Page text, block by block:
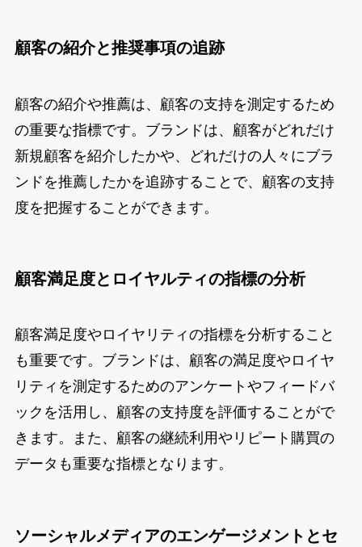
顧客の紹介と推奨事項の追跡
顧客の紹介や推薦は、顧客の支持を測定するため
の重要な指標です。ブランドは、顧客がどれだけ
新規顧客を紹介したかや、どれだけの人々にブラ
ンドを推薦したかを追跡することで、顧客の支持
度を把握することができます。
顧客満足度とロイヤルティの指標の分析
顧客満足度やロイヤリティの指標を分析すること
も重要です。ブランドは、顧客の満足度やロイヤ
リティを測定するためのアンケートやフィードバ
ックを活用し、顧客の支持度を評価することがで
きます。また、顧客の継続利用やリピート購買の
データも重要な指標となります。
ソーシャルメディアのエンゲージメントとセ